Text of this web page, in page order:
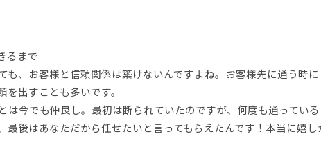
るまで
も、お客様と信頼関係は築けないんですよね。お客様先に通う時に
出すことも多いです。
は今でも仲良し。最初は断られていたのですが、何度も通ってい
最後はあなただから任せたいと言ってもらえたんです！本当に嬉し